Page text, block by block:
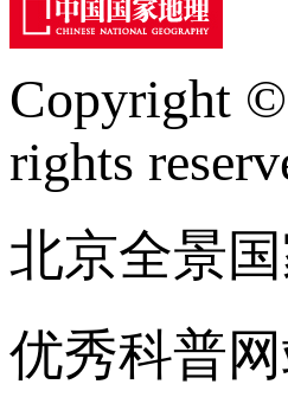
Copyright ©
rights
北京全景
优秀科普